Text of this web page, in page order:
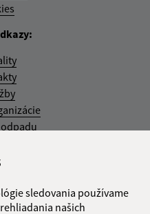
sledovania používame
našich